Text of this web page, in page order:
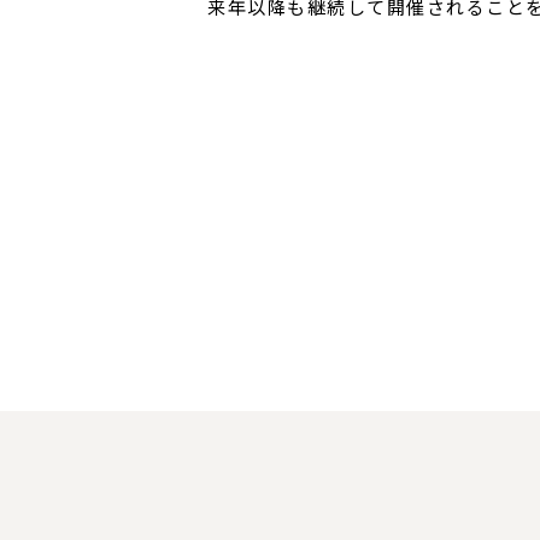
来年以降も継続して開催されること